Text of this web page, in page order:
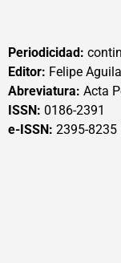
Periodicidad:
Editor: Felipe
Abreviatura: Acta
ISSN: 0186-2391
e-ISSN: 2395-8235